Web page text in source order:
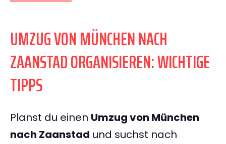
UMZUG VON MÜNCHEN NACH
ZAANSTAD ORGANISIEREN: WICHTIGE
TIPPS
Planst du einen Umzug von München
nach Zaanstad und suchst nach